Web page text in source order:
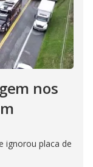
nos
ignorou placa de